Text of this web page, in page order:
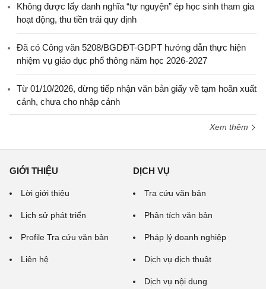
Không được lấy danh nghĩa “tự nguyện” ép học sinh tham gia
hoạt động, thu tiền trái quy định
Đã có Công văn 5208/BGDĐT-GDPT hướng dẫn thực hiện
nhiệm vụ giáo dục phổ thông năm học 2026-2027
Từ 01/10/2026, dừng tiếp nhận văn bản giấy về tạm hoãn xuất
cảnh, chưa cho nhập cảnh
Xem thêm
GIỚI THIỆU
Lời giới thiệu
Lịch sử phát triển
Profile Tra cứu văn bản
Liên hệ
DỊCH VỤ
Tra cứu văn bản
Phân tích văn bản
Pháp lý doanh nghiệp
Dịch vụ dịch thuật
Dịch vụ nội dung